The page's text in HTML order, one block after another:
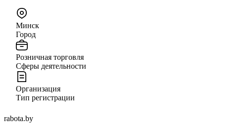
Минск
Город
Розничная торговля
Сферы деятельности
Организация
Тип регистрации
rabota.by